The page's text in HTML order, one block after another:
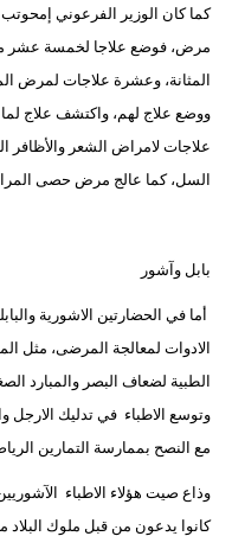
كما كان الوزير الفرعوني
مرض، فوضع علاجا لخمسة عشر
علاجات لامراض الشعر
السل، كما عالج مرض حصى
بابل وآشور
أما في الحضارتين الاشورية
الادوات لمعالجة المرضى، مثل
الطبية لضعاف البصر والمبارد
وتوسع الاطباء في تدليك الارجل
مع النصح بممارسة التمارين
وذاع صيت هؤلاء الاطباء
كانوا يدعون من قبل ملوك البلاد